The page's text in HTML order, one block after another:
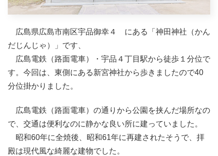
広島県広島市南区宇品御幸４ にある「神田神社（かん
だじんじゃ）」です、
広島電鉄（路面電車）・宇品４丁目駅から徒歩１分位で
す。今回は、東側にある新宮神社から歩きましたので40
分位掛かりました。
広島電鉄（路面電車）の通りから公園を挟んだ場所なの
で、交通は便利なのに静かな良い所に建っていました。
昭和60年に全焼後、昭和61年に再建されたそうで、拝
殿は現代風な綺麗な建物でした。